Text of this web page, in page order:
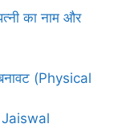
का नाम और
(Physical
Jaiswal